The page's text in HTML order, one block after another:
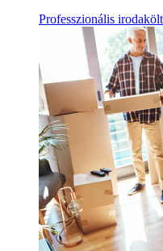
Professzionális